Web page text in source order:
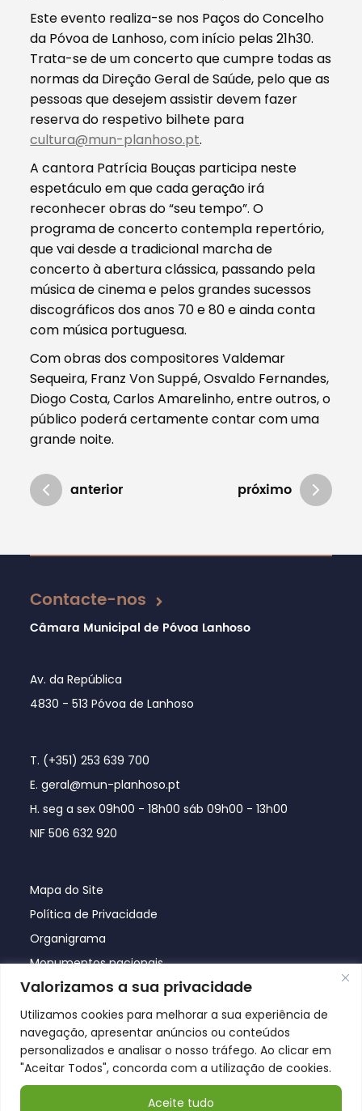
Valorizamos a sua privacidade
Utilizamos cookies para melhorar a sua experiência de
navegação, apresentar anúncios ou conteúdos
personalizados e analisar o nosso tráfego. Ao clicar em
"Aceitar Todos", concorda com a utilização de cookies.
Aceite tudo
Este evento realiza-se nos Paços do Concelho
da Póvoa de Lanhoso, com início pelas 21h30.
Trata-se de um concerto que cumpre todas as
normas da Direção Geral de Saúde, pelo que as
pessoas que desejem assistir devem fazer
reserva do respetivo bilhete para
cultura@mun-planhoso.pt.
A cantora Patrícia Bouças participa neste
espetáculo em que cada geração irá
reconhecer obras do “seu tempo”. O
programa de concerto contempla repertório,
que vai desde a tradicional marcha de
concerto à abertura clássica, passando pela
música de cinema e pelos grandes sucessos
discográficos dos anos 70 e 80 e ainda conta
com música portuguesa.
Com obras dos compositores Valdemar
Sequeira, Franz Von Suppé, Osvaldo Fernandes,
Diogo Costa, Carlos Amarelinho, entre outros, o
público poderá certamente contar com uma
grande noite.
anterior próximo
Atualizado em 09/08/2021
Contacte-nos
Câmara Municipal de Póvoa Lanhoso
Av. da República
4830 - 513 Póvoa de Lanhoso
T. (+351) 253 639 700
E. geral@mun-planhoso.pt
H. seg a sex 09h00 - 18h00 sáb 09h00 - 13h00
NIF 506 632 920
Mapa do Site
Política de Privacidade
Organigrama
Monumentos nacionais